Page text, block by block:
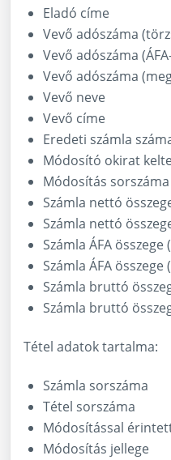
Eladó címe
Vevő adószáma
Vevő adószáma
Vevő adószáma
Vevő neve
Vevő címe
Eredeti számla
Módosító okirat
Módosítás sorszáma
Számla nettó
Számla nettó
Számla ÁFA
Számla ÁFA
Számla bruttó
Számla bruttó
Tétel adatok tartalma:
Számla sorszáma
Tétel sorszáma
Módosítással
Módosítás jellege